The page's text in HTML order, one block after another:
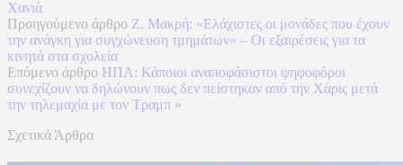
Χανιά
Προηγούμενο άρθρο Ζ. Μακρή: «Ελάχιστες οι μονάδες που έχουν
την ανάγκη για συγχώνευση τμημάτων» – Οι εξαιρέσεις για τα
κινητά στα σχολεία
Επόμενο άρθρο ΗΠΑ: Κάποιοι αναποφάσιστοι ψηφοφόροι
συνεχίζουν να δηλώνουν πως δεν πείστηκαν από την Χάρις μετά
την τηλεμαχία με τον Τραμπ »
Σχετικά Άρθρα